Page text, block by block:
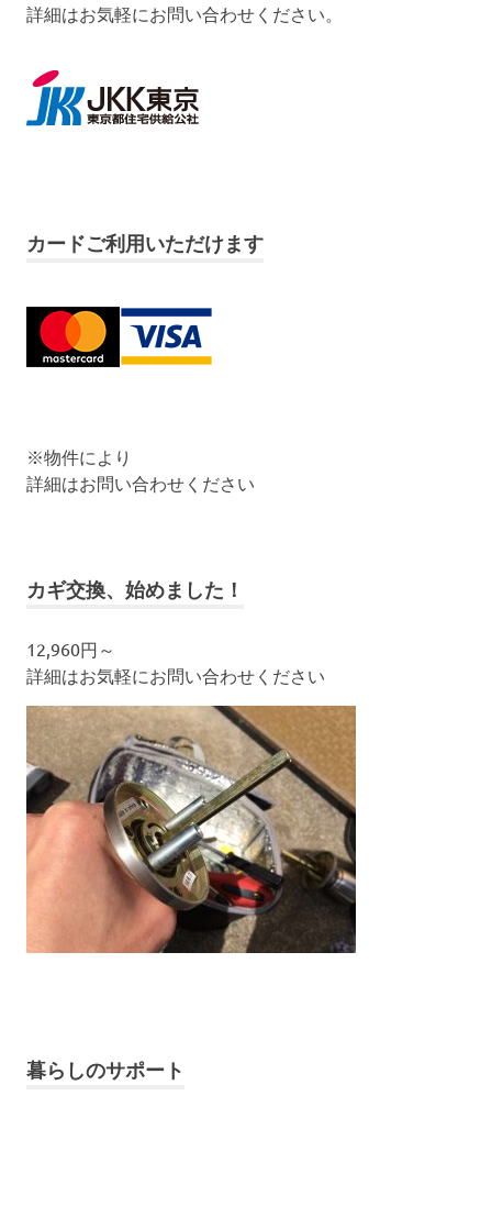
詳細はお気軽にお問い合わせください。
カードご利用いただけます
※物件により
詳細はお問い合わせください
カギ交換、始めました！
12,960円～
詳細はお気軽にお問い合わせください
暮らしのサポート